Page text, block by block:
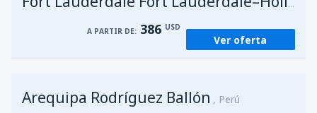
Fort Lauderdale Fort Lauderdale–Hollywood Intl Airport
A PARTIR DE: 386 USD
Ver oferta
Arequipa Rodríguez Ballón Perú